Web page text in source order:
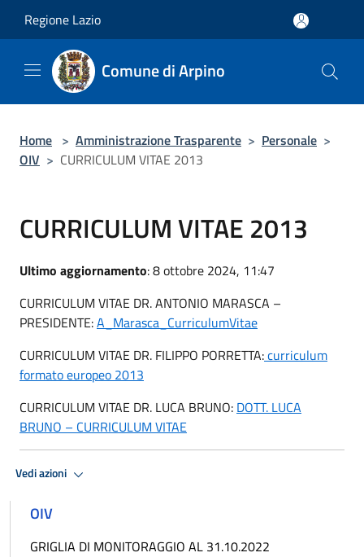
Regione Lazio
Comune di Arpino
Home > Amministrazione Trasparente > Personale >
OIV > CURRICULUM VITAE 2013
CURRICULUM VITAE 2013
Ultimo aggiornamento: 8 ottobre 2024, 11:47
CURRICULUM VITAE DR. ANTONIO MARASCA –
PRESIDENTE:A_Marasca_CurriculumVitae
CURRICULUM VITAE DR. FILIPPO PORRETTA:curriculum
formato europeo 2013
CURRICULUM VITAE DR. LUCA BRUNO: DOTT. LUCA
BRUNO – CURRICULUM VITAE
Vedi azioni
OIV
GRIGLIA DI MONITORAGGIO AL 31.10.2022